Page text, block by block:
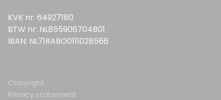
KVK nr: 64927180
BTW nr: NL855906704B01
IBAN: NL71RABO0111028566
Copyright
Privacy statement